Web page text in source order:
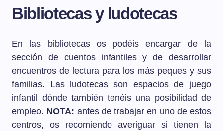
Bibliotecas y ludotecas
En las bibliotecas os podéis encargar de la
sección de cuentos infantiles y de desarrollar
encuentros de lectura para los más peques y sus
familias. Las ludotecas son espacios de juego
infantil dónde también tenéis una posibilidad de
empleo. NOTA: antes de trabajar en uno de estos
centros, os recomiendo averiguar si tienen la